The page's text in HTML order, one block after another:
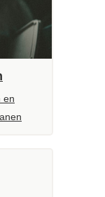
en